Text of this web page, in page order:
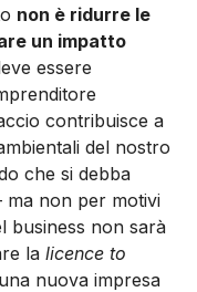
non è ridurre le
un impatto
essere
contribuisce a
del nostro
che si debba
ma non per motivi
business non sarà
la licence to
nuova impresa